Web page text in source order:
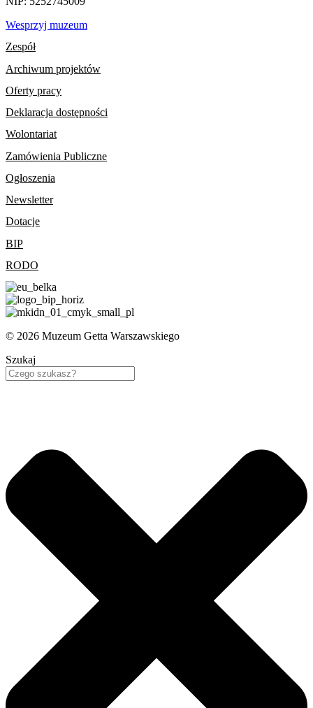
Wesprzyj muzeum
Zespół
Archiwum projektów
Oferty pracy
Deklaracja dostępności
Wolontariat
Zamówienia Publiczne
Ogłoszenia
Newsletter
Dotacje
BIP
RODO
© 2026 Muzeum Getta Warszawskiego
Szukaj